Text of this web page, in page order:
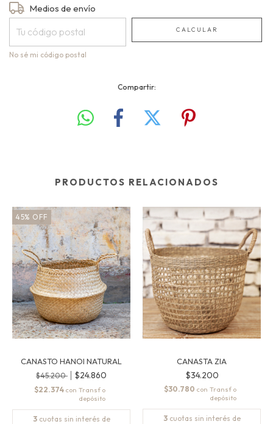
Entregas para el CP:
Medios de envío
CALCULAR
No sé mi código postal
Compartir:
PRODUCTOS RELACIONADOS
45% OFF
CANASTO HANOI NATURAL
$45.200 $24.860
$22.374 con
3 cuotas sin interés de
CANASTA ZIA
$34.200
$30.780 con
3 cuotas sin interés de